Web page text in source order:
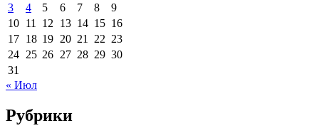
3
4 5 6 7 8
9
10 11 12 13 14 15 16
17 18 19 20 21 22 23
24 25 26 27 28 29 30
31
« Июл
Рубрики